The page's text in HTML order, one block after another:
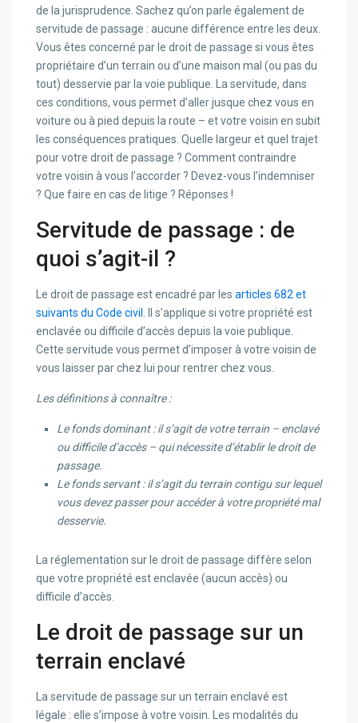
de la jurisprudence. Sachez qu’on parle également de
servitude de passage : aucune différence entre les deux.
Vous êtes concerné par le droit de passage si vous êtes
propriétaire d’un terrain ou d’une maison mal (ou pas du
tout) desservie par la voie publique. La servitude, dans
ces conditions, vous permet d’aller jusque chez vous en
voiture ou à pied depuis la route – et votre voisin en subit
les conséquences pratiques. Quelle largeur et quel trajet
pour votre droit de passage ? Comment contraindre
votre voisin à vous l’accorder ? Devez-vous l’indemniser
? Que faire en cas de litige ? Réponses !
Servitude de passage : de
quoi s’agit-il ?
Le droit de passage est encadré par lesarticles 682 et
suivants du Code civil . Il s’applique si votre propriété est
enclavée ou difficile d’accès depuis la voie publique.
Cette servitude vous permet d’imposer à votre voisin de
vous laisser par chez lui pour rentrer chez vous.
Les définitions à connaître :
Le fonds dominant : il s’agit de votre terrain – enclavé
ou difficile d’accès – qui nécessite d’établir le droit de
passage.
Le fonds servant : il s’agit du terrain contigu sur lequel
vous devez passer pour accéder à votre propriété mal
desservie.
La réglementation sur le droit de passage diffère selon
que votre propriété est enclavée (aucun accès) ou
difficile d’accès.
Le droit de passage sur un
terrain enclavé
La servitude de passage sur un terrain enclavé est
légale : elle s’impose à votre voisin. Les modalités du